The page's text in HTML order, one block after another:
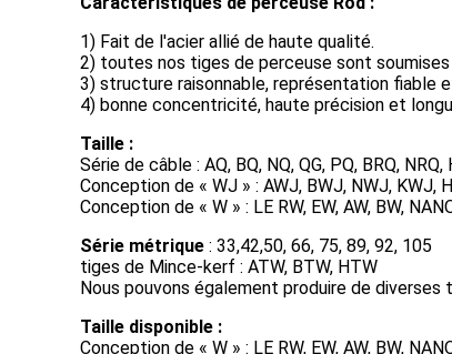
1) Fait de l'acier allié de haute qualité.
2) toutes nos tiges de perceuse sont
3) structure raisonnable, représentation fiable
4) bonne concentricité, haute précision et
Taille :
Série de câble : AQ, BQ, NQ, QG, PQ, BRQ,
Conception de « WJ » : AWJ, BWJ, NWJ, KWJ,
Conception de « W » : LE RW, EW, AW, BW,
Série métrique : 33,42,50, 66, 75, 89, 92, 105
tiges de Mince-kerf : ATW, BTW, HTW
Nous pouvons également produire de
Taille disponible :
Conception de « W » : LE RW, EW, AW, BW,